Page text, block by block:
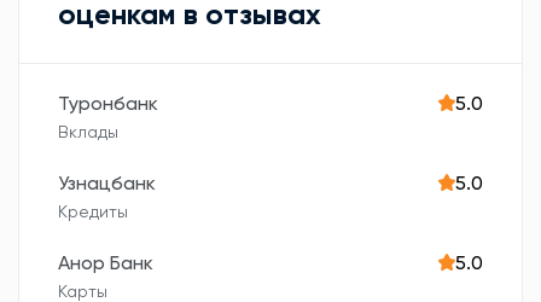
оценкам в отзывах
Туронбанк 5.0
Вклады
Узнацбанк 5.0
Кредиты
Анор Банк 5.0
Карты